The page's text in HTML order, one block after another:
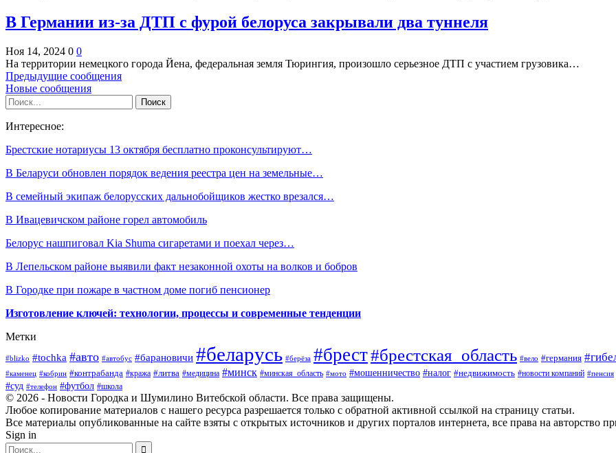
В Германии из-за ДТП с фурой белоруса закрывали два туннеля
Ноя 14, 2024 0 0
На территории немецкого города Йена, федеральная земля Тюрингия, произошло серьезное ДТП с участием грузовика…
Предыдущие сообщения
Новые сообщения
Интересное:
Брестские нотариусы 13 октября бесплатно проконсультируют…
В Беларуси обновлен порядок ведения реестра цен на земельные…
В семейный экипаж белорусских дальнобойщиков жестко врезался…
В Ивацевичском районе горел автомобиль
Белорус нашпиговал Kia Shuma сигаретами и поехал через…
В Лепельском районе выявили факт незаконной охоты на волков и бобров
В Городке при пожаре в частном доме погиб пенсионер
Изготовление ключей: технологии, процессы и современные тенденции
Метки
#blizko #tochka #авто #автобус #барановичи #беларусь #берёза #брест#брестская_область #вело #германия
#каменец #кобрин #контрабанда #кража #литва #медицина #минск #минская_область #мото #мошенничество #налог #недвижимость #новости компаний #пенсия
#суд #телефон #футбол #школа
© 2026 - Новости Городка и Шумилино Витебской области. Все права защищены.
Любое копирование материалов с нашего ресурса разрешается только с обратной активной ссылкой на страницу статьи.
Все материалы опубликованные на сайте взяты с открытых источников и других порталов интернета, все права на авторство
Sign in